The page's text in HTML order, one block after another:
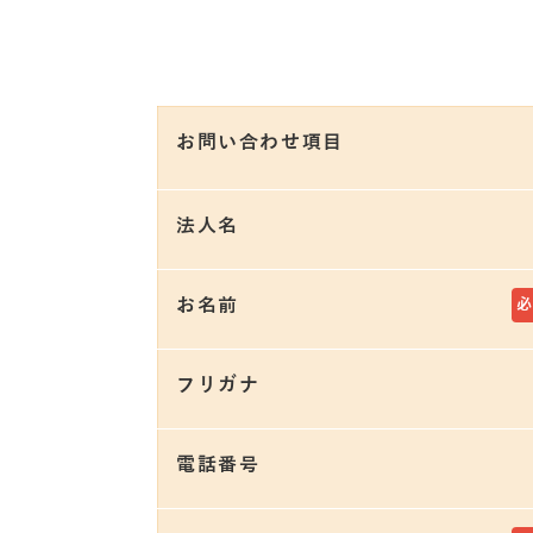
お問い合わせ項目
法人名
お名前
フリガナ
電話番号